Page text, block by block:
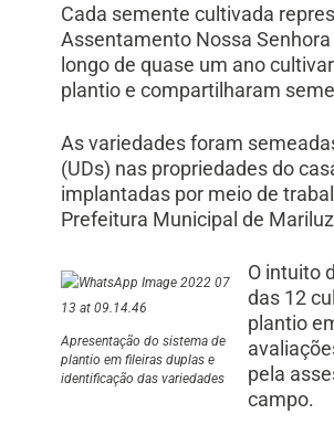
Cada semente cultivada
Assentamento Nossa
longo de quase um ano
plantio e compartilharam
As variedades foram
(UDs) nas propriedades do
implantadas por meio de
Prefeitura Municipal de
Apresentação do sistema de
plantio em fileiras duplas e
identificação das variedades
O intuito
das 12
plantio
pela
campo.